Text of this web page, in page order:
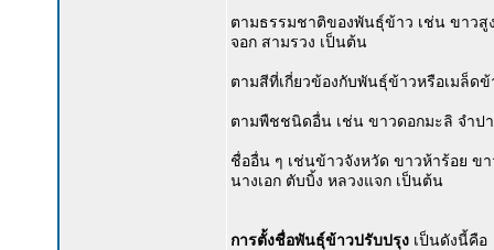
ตามธรรมชาติของพันธุ์ข้าว เช่น ขาวสูง
จอก สามรวง เป็นต้น
ตามสีที่เกี่ยวข้องกับพันธุ์ข้าวหรือเมล็ด
ตามพืชชนิดอื่น เช่น ขาวดอกมะลิ จำป
ชื่ออื่น ๆ เช่นข้าวจังหวัด ขาวห้าร้อย ขา
นางเอก ตับบิ้ง หลวงแจก เป็นต้น
การตั้งชื่อพันธุ์ข้าวปรับปรุง เป็นดังนี้คือ